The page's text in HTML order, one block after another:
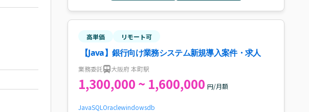
高単価 リモート可
【Java】銀行向け業務システム新規導入案件・求人
業務委託 大阪府 本町駅
1,300,000 ~ 1,600,000 円/月額
JavaSQL Oraclewindowsdb